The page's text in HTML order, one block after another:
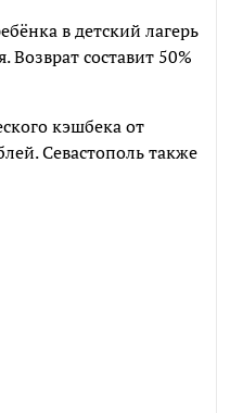
в детский лагерь
составит 50%
кэшбека от
Севастополь также